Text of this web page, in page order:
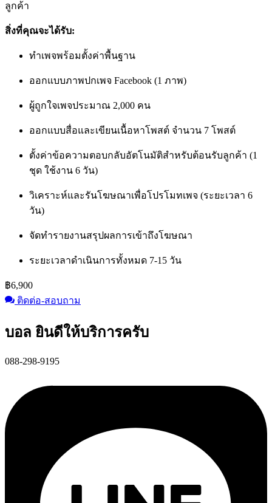
ลูกค้า
สิ่งที่คุณจะได้รับ:
ทำเพจพร้อมตั้งค่าพื้นฐาน
ออกแบบภาพปกเพจ Facebook (1 ภาพ)
ผู้ถูกใจเพจประมาณ 2,000 คน
ออกแบบสื่อและเขียนเนื้อหาโพสต์ จำนวน 7 โพสต์
ตั้งค่าข้อความตอบกลับอัตโนมัติสำหรับต้อนรับลูกค้า (1
ชุด ใช้งาน 6 วัน)
วิเคราะห์และรันโฆษณาเพื่อโปรโมทเพจ (ระยะเวลา 6
วัน)
จัดทำรายงานสรุปผลการเข้าถึงโฆษณา
ระยะเวลาดำเนินการทั้งหมด 7-15 วัน
฿6,900
ติดต่อ-สอบถาม
บอล ยินดีให้บริการครับ
088-298-9195